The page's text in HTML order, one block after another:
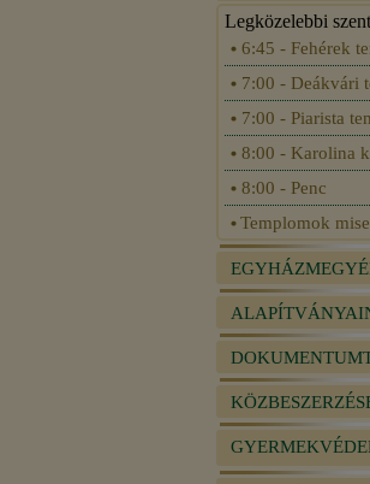
Legközelebbi
6:45 - Fehérek
7:00 - Deákvári
7:00 - Piarista
8:00 - Karolina
8:00 - Penc
Templomok